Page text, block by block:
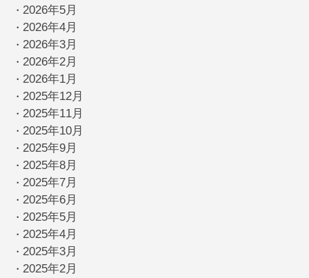
・ 2026年5月
・ 2026年4月
・ 2026年3月
・ 2026年2月
・ 2026年1月
・ 2025年12月
・ 2025年11月
・ 2025年10月
・ 2025年9月
・ 2025年8月
・ 2025年7月
・ 2025年6月
・ 2025年5月
・ 2025年4月
・ 2025年3月
・ 2025年2月